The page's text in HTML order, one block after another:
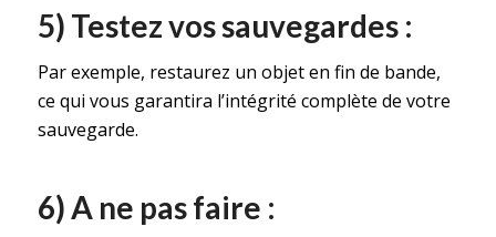
5) Testez vos sauvegardes :
Par exemple, restaurez un objet en fin de bande,
ce qui vous garantira l’intégrité complète de votre
sauvegarde.
6) A ne pas faire :